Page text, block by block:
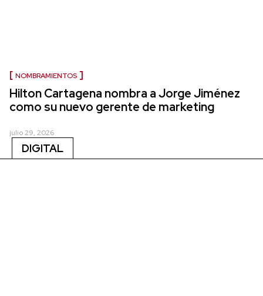
NOMBRAMIENTOS
Hilton Cartagena nombra a Jorge Jiménez
como su nuevo gerente de marketing
julio 29, 2026
DIGITAL